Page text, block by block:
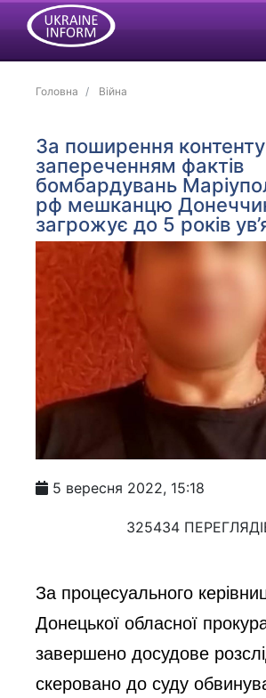
Головна Війна
За поширення контенту
запереченням фактів
бомбардувань
рф мешканцю
загрожує до 5 років
5 вересня 2022, 15:18
325434
За процесуального
Донецької обласної
завершено досудове
скеровано до суду